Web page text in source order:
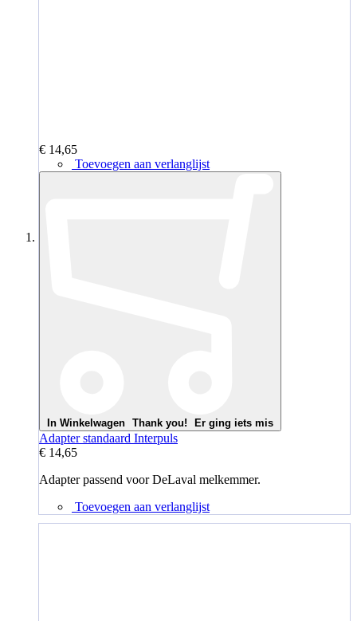
€ 14,65
Toevoegen aan verlanglijst
In Winkelwagen Thank you! Er ging iets mis
Adapter standaard Interpuls
€ 14,65
Adapter passend voor DeLaval melkemmer.
Toevoegen aan verlanglijst